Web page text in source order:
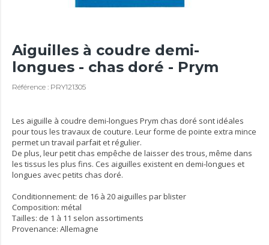
Aiguilles à coudre demi-
longues - chas doré - Prym
Référence : PRY121305
Les aiguille à coudre demi-longues Prym chas doré sont idéales
pour tous les travaux de couture. Leur forme de pointe extra mince
permet un travail parfait et régulier.
De plus, leur petit chas empêche de laisser des trous, même dans
les tissus les plus fins. Ces aiguilles existent en demi-longues et
longues avec petits chas doré.
Conditionnement: de 16 à 20 aiguilles par blister
Composition: métal
Tailles: de 1 à 11 selon assortiments
Provenance: Allemagne